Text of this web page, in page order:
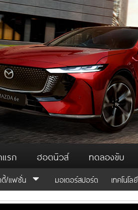
รก ฮอตนิวส์ ทดลองขับ
/แฟชั่น มอเตอร์สปอร์ต เทคโนโลยี